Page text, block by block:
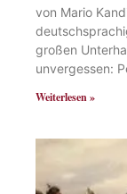
von Mario
großen
unvergessen:
Weiterlesen »